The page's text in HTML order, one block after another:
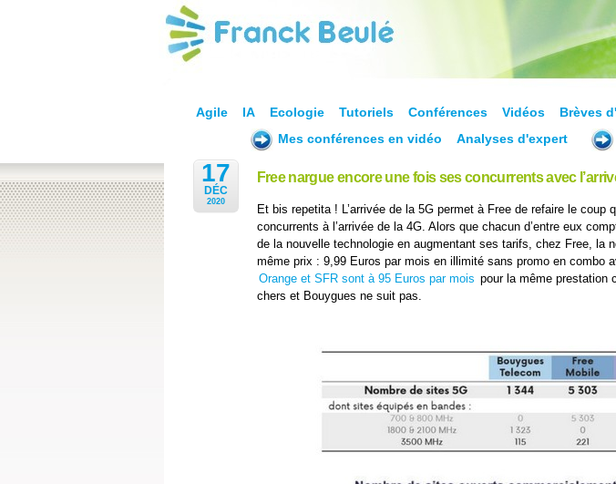
Agile IA Ecologie Tutoriels Conférences Vidéos Brèves
Mes conférences en vidéo
Analyses d'expert
17
DÉC
2020
Free nargue encore une fois ses concurrents avec
Et bis repetita ! L’arrivée de la 5G permet à Free de refaire le coup
concurrents à l’arrivée de la 4G. Alors que chacun d’entre eux
de la nouvelle technologie en augmentant ses tarifs, chez Free, la
même prix : 9,99 Euros par mois en illimité sans promo en combo
Orange et SFR sont à 95 Euros par mois pour la même prestation
chers et Bouygues ne suit pas.